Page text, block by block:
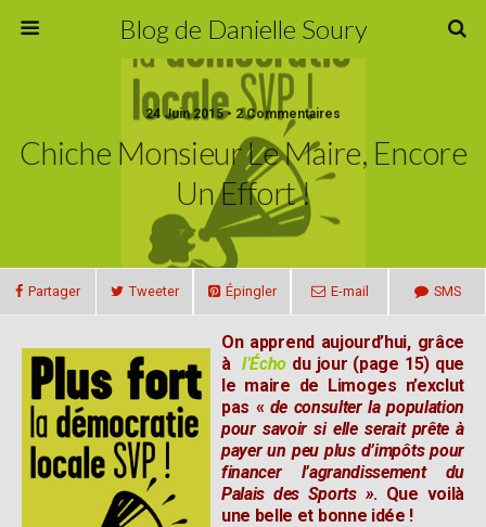
Blog de Danielle Soury
24 Juin 2015 • 2 Commentaires
Chiche Monsieur Le Maire, Encore
Un Effort !
Partager Tweeter Épingler E-mail SMS
On apprend aujourd’hui, grâce
à l’Écho du jour (page 15) que
le maire de Limoges n’exclut
pas « de consulter la population
pour savoir si elle serait prête à
payer un peu plus d’impôts pour
financer l’agrandissement du
Palais des Sports ». Que voilà
une belle et bonne idée !